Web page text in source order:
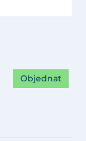
Objednat